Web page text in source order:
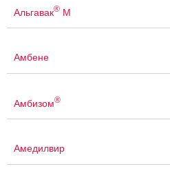
Альгавак® М
Амбене
Амбизом®
Амедилвир